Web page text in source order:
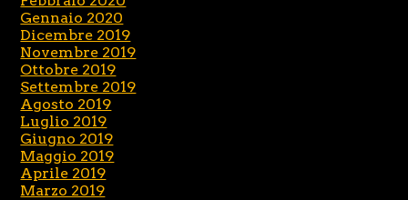
Gennaio 2020
Dicembre 2019
Novembre 2019
Ottobre 2019
Settembre 2019
Agosto 2019
Luglio 2019
Giugno 2019
Maggio 2019
Aprile 2019
Marzo 2019